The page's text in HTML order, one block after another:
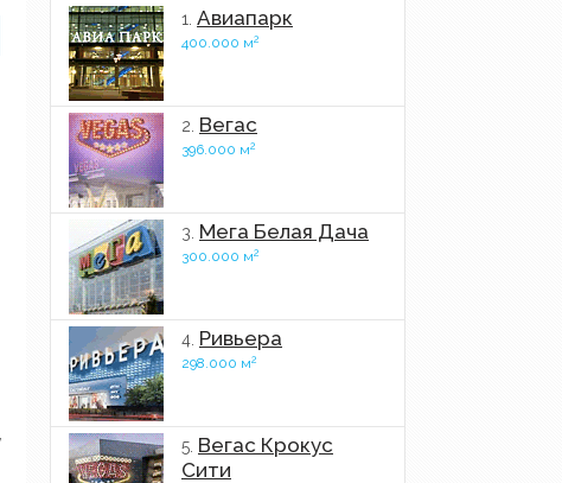
1. Авиапарк
400.000 м2
2. Вегас
396.000 м2
3. Мега Белая Дача
300.000 м2
4. Ривьера
298.000 м2
5. Вегас Крокус
Сити